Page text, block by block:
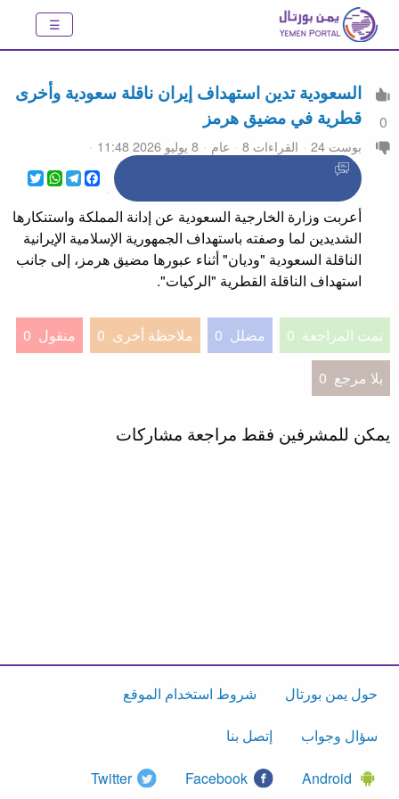
0
السعودية تدين استهداف إيران ناقلة سعودية وأخرى
قطرية في مضيق هرمز
بوست 24 القراءات 8 عام
8 يوليو 2026 11:48
Twitter
WhatsApp
Telegram
Facebook
أعربت وزارة الخارجية السعودية عن إدانة المملكة واستنكارها
الشديدين لما وصفته باستهداف الجمهورية الإسلامية الإيرانية
الناقلة السعودية "وديان" أثناء عبورها مضيق هرمز، إلى جانب
استهداف الناقلة القطرية "الركيات".
تمت المراجعة 0 مضلل 0 ملاحظة أخرى 0 منقول 0
بلا مرجع 0
يمكن للمشرفين فقط مراجعة مشاركات
حول يمن بورتال شروط استخدام الموقع
سؤال وجواب إتصل بنا
Android
Facebook
Twitter